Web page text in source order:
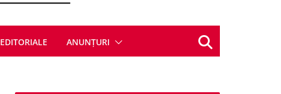
EDITORIALE ANUNȚURI